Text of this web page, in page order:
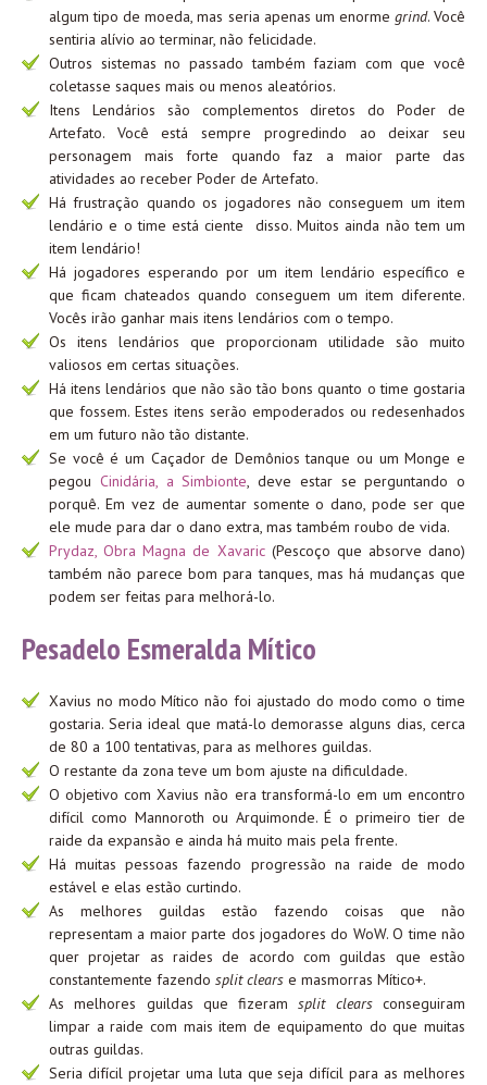
algum tipo de moeda, mas seria apenas um enorme grind. Você
sentiria alívio ao terminar, não felicidade.
Outros sistemas no passado também faziam com que você
coletasse saques mais ou menos aleatórios.
Itens Lendários são complementos diretos do Poder de
Artefato. Você está sempre progredindo ao deixar seu
personagem mais forte quando faz a maior parte das
atividades ao receber Poder de Artefato.
Há frustração quando os jogadores não conseguem um item
lendário e o time está ciente disso. Muitos ainda não tem um
item lendário!
Há jogadores esperando por um item lendário específico e
que ficam chateados quando conseguem um item diferente.
Vocês irão ganhar mais itens lendários com o tempo.
Os itens lendários que proporcionam utilidade são muito
valiosos em certas situações.
Há itens lendários que não são tão bons quanto o time gostaria
que fossem. Estes itens serão empoderados ou redesenhados
em um futuro não tão distante.
Se você é um Caçador de Demônios tanque ou um Monge e
pegou Cinidária, a Simbionte, deve estar se perguntando o
porquê. Em vez de aumentar somente o dano, pode ser que
ele mude para dar o dano extra, mas também roubo de vida.
Prydaz, Obra Magna de Xavaric(Pescoço que absorve dano)
também não parece bom para tanques, mas há mudanças que
podem ser feitas para melhorá-lo.
Pesadelo Esmeralda Mítico
Xavius no modo Mítico não foi ajustado do modo como o time
gostaria. Seria ideal que matá-lo demorasse alguns dias, cerca
de 80 a 100 tentativas, para as melhores guildas.
O restante da zona teve um bom ajuste na dificuldade.
O objetivo com Xavius não era transformá-lo em um encontro
difícil como Mannoroth ou Arquimonde. É o primeiro tier de
raide da expansão e ainda há muito mais pela frente.
Há muitas pessoas fazendo progressão na raide de modo
estável e elas estão curtindo.
As melhores guildas estão fazendo coisas que não
representam a maior parte dos jogadores do WoW. O time não
quer projetar as raides de acordo com guildas que estão
constantemente fazendo split clears e masmorras Mítico+.
As melhores guildas que fizeramsplit clearsconseguiram
limpar a raide com mais item de equipamento do que muitas
outras guildas.
Seria difícil projetar uma luta que seja difícil para as melhores